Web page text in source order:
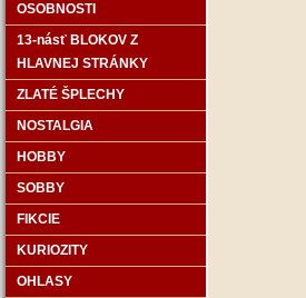
OSOBNOSTI
13-násť BLOKOV Z
HLAVNEJ STRÁNKY
ZLATÉ ŠPLECHY
NOSTALGIA
HOBBY
SOBBY
FIKCIE
KURIOZITY
OHLASY